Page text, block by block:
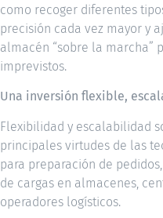
como recoger diferentes
precisión cada vez mayor y
almacén “sobre la marcha”
imprevistos.
Una inversión flexible,
Flexibilidad y escalabilidad
principales virtudes de las
para preparación de
de cargas en almacenes,
operadores logísticos.